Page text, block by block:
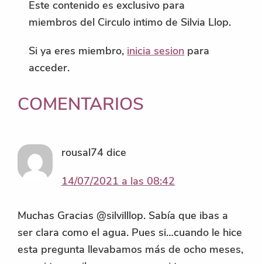
Este contenido es exclusivo para
miembros del Circulo intimo de Silvia Llop.
Si ya eres miembro, inicia sesion para
acceder.
INTERACCIONES
LOS
LECTORES
COMENTARIOS
rousal74 dice
14/07/2021 a las 08:42
Muchas Gracias @silvilllop. Sabía que ibas a
ser clara como el agua. Pues si…cuando le hice
esta pregunta llevabamos más de ocho meses,